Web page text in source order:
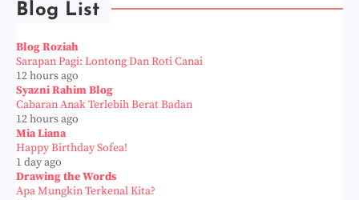
Blog List
Blog Roziah
Sarapan Pagi: Lontong Dan Roti Canai
12 hours ago
Syazni Rahim Blog
Cabaran Anak Terlebih Berat Badan
12 hours ago
Mia Liana
Happy Birthday Sofea!
1 day ago
Drawing the Words
Apa Mungkin Terkenal Kita?